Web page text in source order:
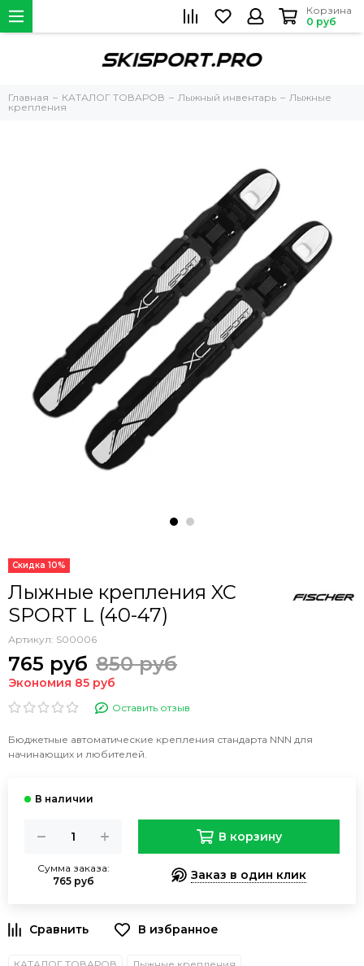
Корзина
0 руб
Главная КАТАЛОГ ТОВАРОВ Лыжный инвентарь
Лыжные
крепления
Скидка 10%
Лыжные крепления XC
SPORT L (40-47)
Артикул: S00006
765 руб 850 руб
Экономия 85 руб
Оставить отзыв
Бюджетные автоматические крепления стандарта NNN для
начинающих и любителей.
Сумма заказа:
765 руб
В корзину
Заказ в один клик